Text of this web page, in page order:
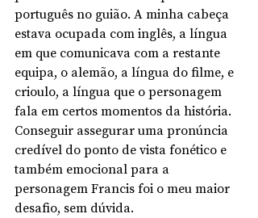
português no guião. A minha cabeça
estava ocupada com inglês, a língua
em que comunicava com a restante
equipa, o alemão, a língua do filme, e
crioulo, a língua que o personagem
fala em certos momentos da história.
Conseguir assegurar uma pronúncia
credível do ponto de vista fonético e
também emocional para a
personagem Francis foi o meu maior
desafio, sem dúvida.